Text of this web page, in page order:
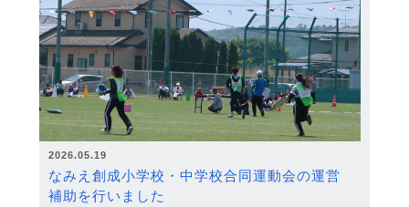
2026.05.19
なみえ創成小学校・中学校合同運動会の運営
補助を行いました